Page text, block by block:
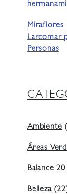
Miraflores
Larcomar
Personas
Ambiente
Áreas
Balance
Belleza